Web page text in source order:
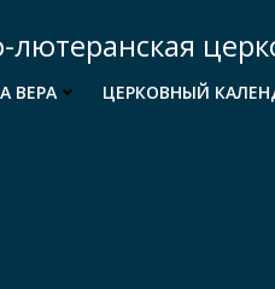
лютеранская
ВЕРА ЦЕРКОВНЫЙ